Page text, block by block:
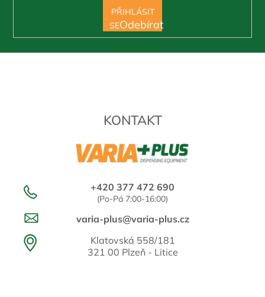
KONTAKT
+420 377 472 690
(Po-Pá 7:00-16:00)
varia-plus@varia-plus.cz
Klatovská 558/181
321 00 Plzeň - Litice
PŘIHLÁSIT
SE